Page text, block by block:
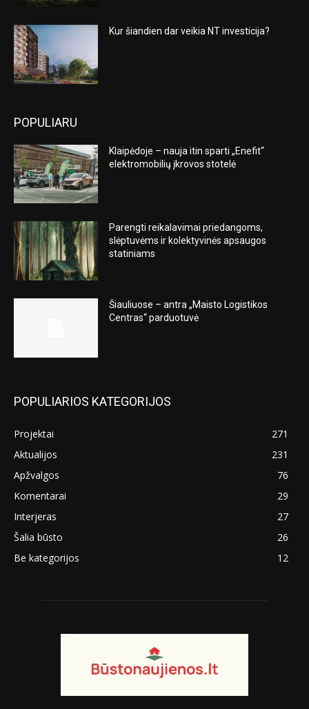
Kur šiandien dar veikia NT investicija?
POPULIARU
Klaipėdoje – nauja itin sparti „Enefit“
elektromobilių įkrovos stotelė
Parengti reikalavimai priedangoms,
slėptuvėms ir kolektyvinės apsaugos
statiniams
Šiauliuose – antra „Maisto Logistikos
Centras“ parduotuvė
POPULIARIOS KATEGORIJOS
Projektai
271
Aktualijos
231
Apžvalgos
76
Komentarai
29
Interjeras
27
Šalia būsto
26
Be kategorijos
12